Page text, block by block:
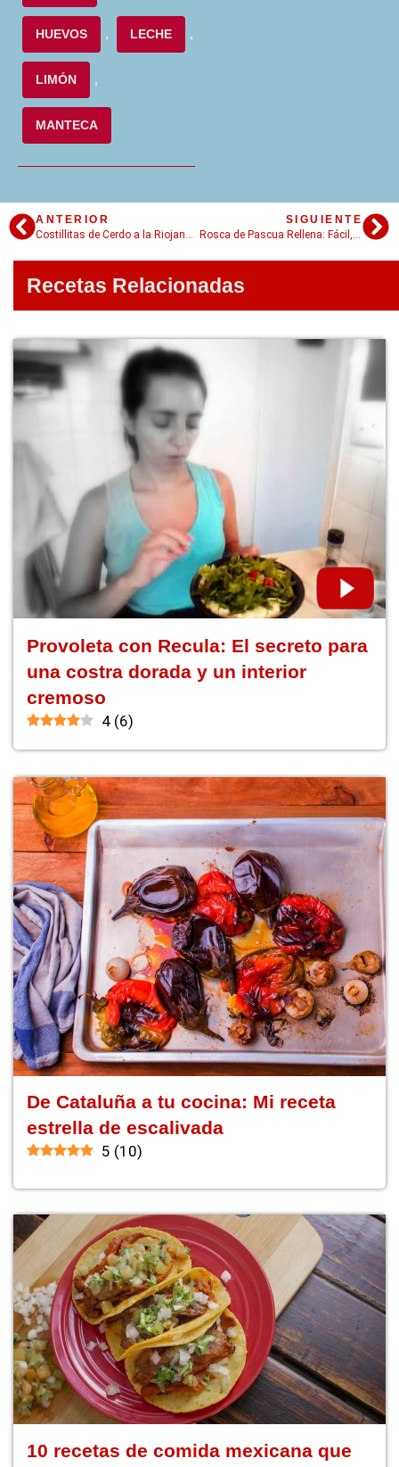
HUEVOS , LECHE ,
LIMÓN ,
MANTECA
ANTERIOR
SIGUIENTE
Recetas Relacionadas
Provoleta con Recula: El secreto para
una costra dorada y un interior
cremoso
4 (6)
De Cataluña a tu cocina: Mi receta
estrella de escalivada
5 (10)
10 recetas de comida mexicana que